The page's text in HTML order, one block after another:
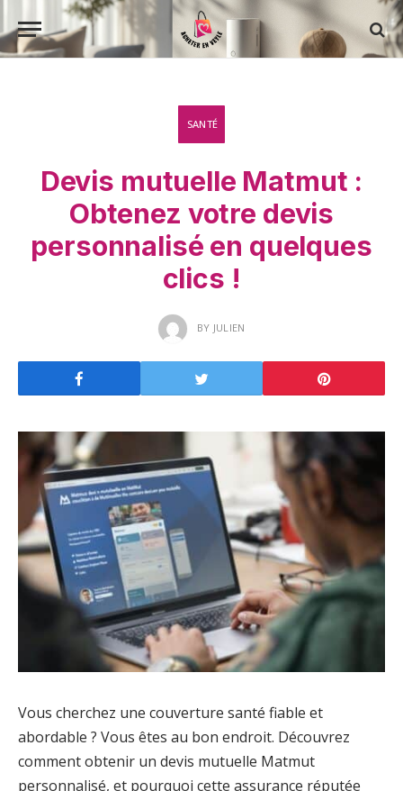
SANTÉ
Devis mutuelle Matmut :
Obtenez votre devis
personnalisé en quelques
clics !
BY JULIEN
Vous cherchez une couverture santé fiable et
abordable ? Vous êtes au bon endroit. Découvrez
comment obtenir un devis mutuelle Matmut
personnalisé, et pourquoi cette assurance réputée